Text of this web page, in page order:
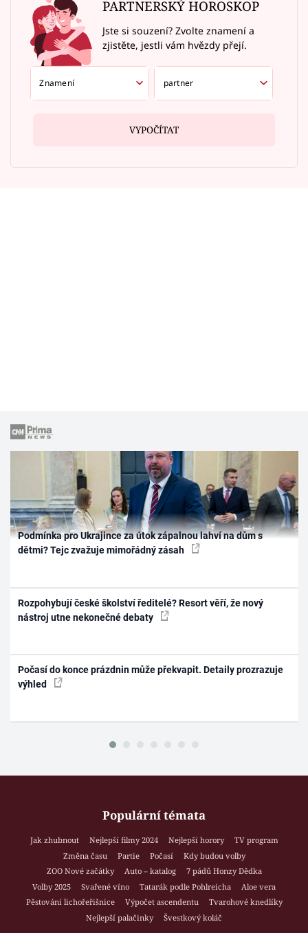
PARTNERSKÝ HOROSKOP
Jste si souzení? Zvolte znamení a
zjistěte, jestli vám hvězdy přejí.
VYPOČÍTAT
Podmínka pro Ukrajince za útok zápalnou lahví na dům s
dětmi? Tejc zvažuje mimořádný zásah
Rozpohybují české školství ředitelé? Resort věří, že nový
nástroj utne nekonečné debaty
Počasí do konce prázdnin může překvapit. Detaily prozrazuje
výhled
Populární témata
Jak zhubnout Nejlepší filmy 2024 Nejlepší horory
TV program
Změna času
Partie Počasí
Kdy budou volby
ZOO Nové začátky
Auto – katalog
7 pádů Honzy Dědka
Volby 2025
Svařené víno Tatarák podle Pohlreicha
Aloe vera
Pěstování lichořeřišnice
Výpočet ascendentu
Tvarohové knedlíky
Nejlepší palačinky
Švestkový koláč